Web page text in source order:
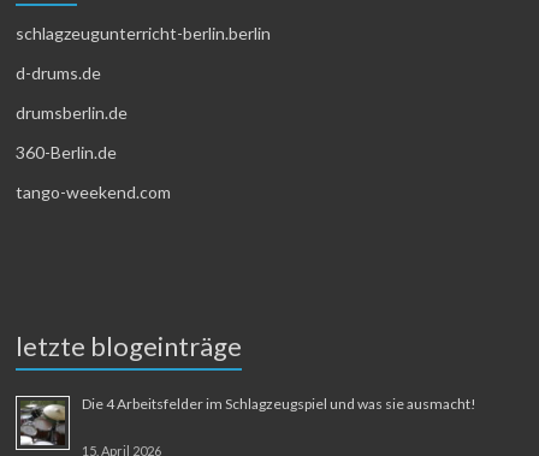
schlagzeugunterricht-berlin.berlin
d-drums.de
drumsberlin.de
360-Berlin.de
tango-weekend.com
letzte blogeinträge
Die 4 Arbeitsfelder im Schlagzeugspiel und was sie ausmacht!
15. April 2026